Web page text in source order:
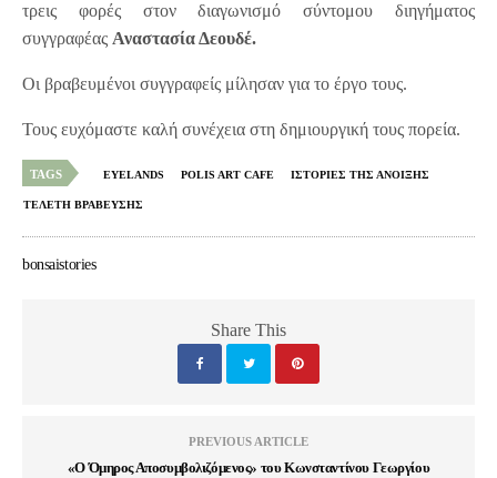
τρεις φορές στον διαγωνισμό σύντομου διηγήματος
συγγραφέας Αναστασία Δεουδέ.
Οι βραβευμένοι συγγραφείς μίλησαν για το έργο τους.
Τους ευχόμαστε καλή συνέχεια στη δημιουργική τους πορεία.
TAGS EYELANDS POLIS ART CAFE ΙΣΤΟΡΙΕΣ ΤΗΣ ΑΝΟΙΞΗΣ
ΤΕΛΕΤΗ ΒΡΑΒΕΥΣΗΣ
bonsaistories
Share This
PREVIOUS ARTICLE
«Ο Όμηρος Αποσυμβολιζόμενος» του Κωνσταντίνου Γεωργίου